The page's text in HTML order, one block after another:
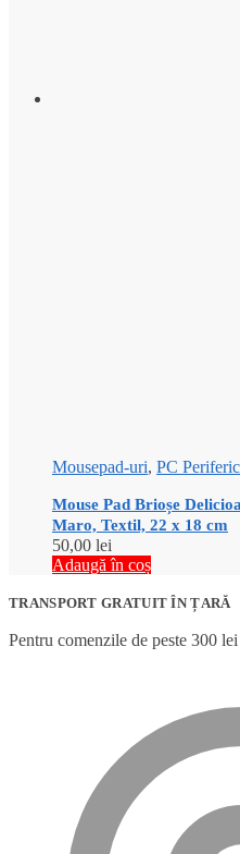
Mousepad-uri, PC
Mouse Pad Brioșe
Maro, Textil, 22 x 18 cm
50,00 lei
Adaugă în coș
TRANSPORT GRATUIT ÎN ȚARĂ
Pentru comenzile de peste 300 lei